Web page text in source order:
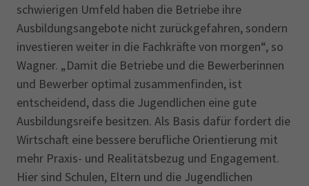
schwierigen Umfeld haben die Betriebe ihre
Ausbildungsangebote nicht zurückgefahren, sondern
investieren weiter in die Fachkräfte von morgen“, so
Wagner. „Damit die Betriebe und die Bewerberinnen
und Bewerber optimal zusammenfinden, ist
entscheidend, dass die Jugendlichen eine gute
Ausbildungsreife besitzen. Als Basis dafür fordert die
Wirtschaft eine bessere berufliche Orientierung mit
mehr Praxis- und Realitätsbezug und Engagement.
Hier sind Schulen, Eltern und die Jugendlichen